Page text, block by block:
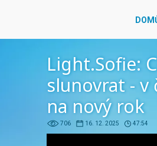
Light.Sofie:
slunovrat - v
na nový rok
706 16. 12. 2025 47:54